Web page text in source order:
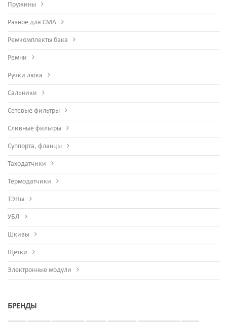
Пружины
Разное для СМА
Ремкомплекты бака
Ремни
Ручки люка
Сальники
Сетевые фильтры
Сливные фильтры
Суппорта, фланцы
Таходатчики
Термодатчики
ТЭНы
УБЛ
Шкивы
Щетки
Электронные модули
БРЕНДЫ